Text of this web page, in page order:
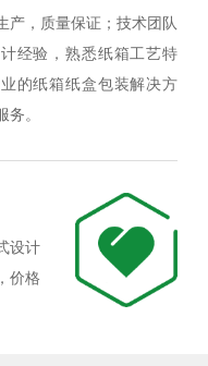
产，质量保证；技术团队
经验，熟悉纸箱工艺特
的纸箱纸盒包装解决方
。
设计
价格